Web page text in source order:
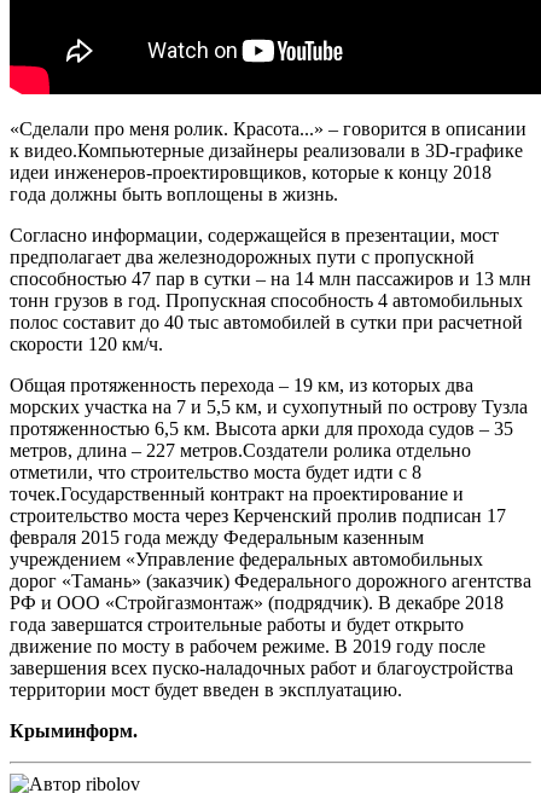
«Сделали про меня ролик. Красота...» – говорится в описании
к видео.Компьютерные дизайнеры реализовали в 3D-графике
идеи инженеров-проектировщиков, которые к концу 2018
года должны быть воплощены в жизнь.
Согласно информации, содержащейся в презентации, мост
предполагает два железнодорожных пути с пропускной
способностью 47 пар в сутки – на 14 млн пассажиров и 13 млн
тонн грузов в год. Пропускная способность 4 автомобильных
полос составит до 40 тыс автомобилей в сутки при расчетной
скорости 120 км/ч.
Общая протяженность перехода – 19 км, из которых два
морских участка на 7 и 5,5 км, и сухопутный по острову Тузла
протяженностью 6,5 км. Высота арки для прохода судов – 35
метров, длина – 227 метров.Создатели ролика отдельно
отметили, что строительство моста будет идти с 8
точек.Государственный контракт на проектирование и
строительство моста через Керченский пролив подписан 17
февраля 2015 года между Федеральным казенным
учреждением «Управление федеральных автомобильных
дорог «Тамань» (заказчик) Федерального дорожного агентства
РФ и ООО «Стройгазмонтаж» (подрядчик). В декабре 2018
года завершатся строительные работы и будет открыто
движение по мосту в рабочем режиме. В 2019 году после
завершения всех пуско-наладочных работ и благоустройства
территории мост будет введен в эксплуатацию.
Крыминформ.